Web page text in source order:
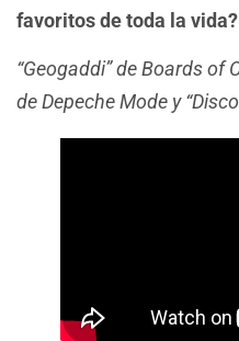
favoritos de toda la vida?
“Geogaddi” de Boards of
de Depeche Mode y